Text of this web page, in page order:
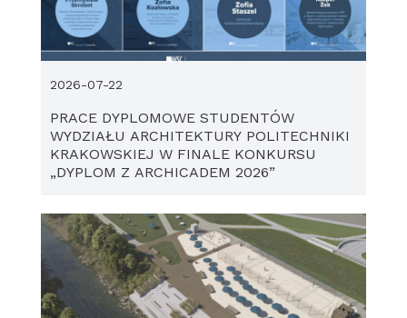
PRACE DYPLOMOWE STUDENTÓW
WYDZIAŁU ARCHITEKTURY POLITECHNIKI
KRAKOWSKIEJ W FINALE KONKURSU
„DYPLOM Z ARCHICADEM 2026”
2026-07-22